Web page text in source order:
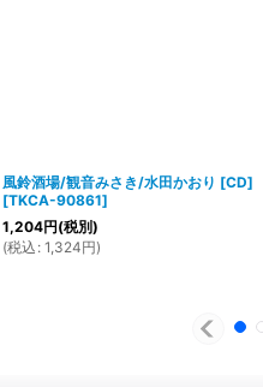
風鈴酒場/観音みさき/水田かおり [CD]
[TKCA-90861]
1,204円(税別)
(税込 : 1,324円)